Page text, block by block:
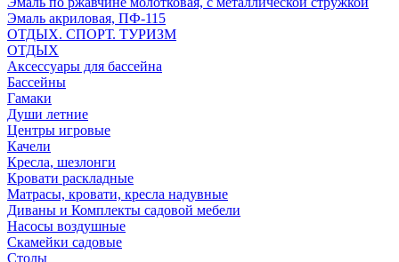
Эмаль акриловая, ПФ-115
ОТДЫХ. СПОРТ. ТУРИЗМ
ОТДЫХ
Аксессуары для бассейна
Бассейны
Гамаки
Души летние
Центры игровые
Качели
Кресла, шезлонги
Кровати раскладные
Матрасы, кровати, кресла надувные
Диваны и Комплекты садовой мебели
Насосы воздушные
Скамейки садовые
Столы